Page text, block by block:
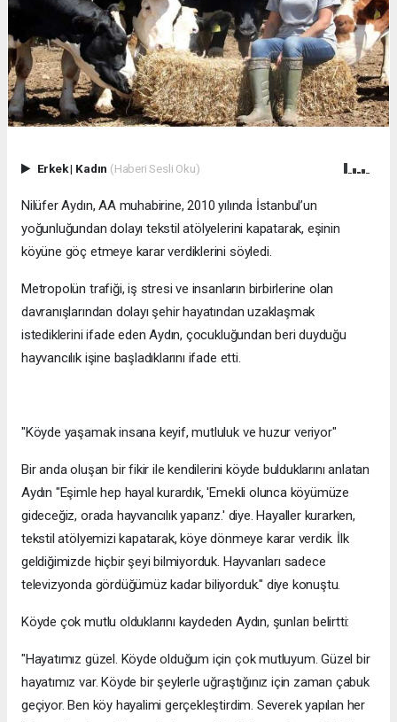
Erkek| Kadın (Haberi Sesli Oku)
Nilüfer Aydın, AA muhabirine, 2010 yılında İstanbul’un
yoğunluğundan dolayı tekstil atölyelerini kapatarak, eşinin
köyüne göç etmeye karar verdiklerini söyledi.
Metropolün trafiği, iş stresi ve insanların birbirlerine olan
davranışlarından dolayı şehir hayatından uzaklaşmak
istediklerini ifade eden Aydın, çocukluğundan beri duyduğu
hayvancılık işine başladıklarını ifade etti.
"Köyde yaşamak insana keyif, mutluluk ve huzur veriyor"
Bir anda oluşan bir fikir ile kendilerini köyde bulduklarını anlatan
Aydın "Eşimle hep hayal kurardık, 'Emekli olunca köyümüze
gideceğiz, orada hayvancılık yaparız.' diye. Hayaller kurarken,
tekstil atölyemizi kapatarak, köye dönmeye karar verdik. İlk
geldiğimizde hiçbir şeyi bilmiyorduk. Hayvanları sadece
televizyonda gördüğümüz kadar biliyorduk." diye konuştu.
Köyde çok mutlu olduklarını kaydeden Aydın, şunları belirtti:
"Hayatımız güzel. Köyde olduğum için çok mutluyum. Güzel bir
hayatımız var. Köyde bir şeylerle uğraştığınız için zaman çabuk
geçiyor. Ben köy hayalimi gerçekleştirdim. Severek yapılan her